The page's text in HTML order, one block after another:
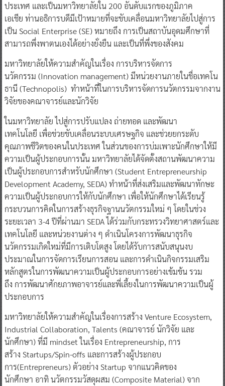
ประเทศ และเป็นมหาวิทยาลัยใน 200 อันดับแรกของภูมิภาค
เอเชีย ท่านอธิการบดีมีเป้าหมายที่จะขับเคลื่อนมหาวิทยาลัยไปสู่การ
เป็น Social Enterprise (SE) หมายถึง การเป็นสถาบันอุดมศึกษาที่
สามารถพึ่งพาตนเองได้อย่างยั่งยืน และเป็นที่พึ่งของสังคม
มหาวิทยาลัยให้ความสำคัญในเรื่อง การบริหารจัดการ
นวัตกรรม (Innovation management) มีหน่วยงานภายในชื่อเทคโน
ธานี (Technopolis) ทำหน้าที่ในการบริหารจัดการนวัตกรรมจากงาน
วิจัยของคณาจารย์และนักวิจัย
ในมหาวิทยาลัย ไปสู่การปรับแปลง ถ่ายทอด และพัฒนา
เทคโนโลยี เพื่อช่วยขับเคลื่อนระบบเศรษฐกิจ และช่วยยกระดับ
คุณภาพชีวิตของคนในประเทศ ในส่วนของการบ่มเพาะนักศึกษาให้มี
ความเป็นผู้ประกอบการนั้น มหาวิทยาลัยได้จัดตั้งสถานพัฒนาความ
เป็นผู้ประกอบการสำหรับนักศึกษา (Student Entrepreneurship
Development Academy, SEDA) ทำหน้าที่ส่งเสริมและพัฒนาทักษะ
ความเป็นผู้ประกอบการให้กับนักศึกษา เพื่อให้นักศึกษาได้เรียนรู้
กระบวนการคิดในการสร้างธุรกิจฐานนวัตกรรมใหม่ ๆ โดยในช่วง
ระยะเวลา 3-4 ปีที่ผ่านมา SEDA ได้ร่วมกับกระทรวงวิทยาศาสตร์และ
เทคโนโลยี และหน่วยงานต่าง ๆ ดำเนินโครงการพัฒนาธุรกิจ
นวัตกรรมเกิดใหม่ที่มีการเติบโตสูง โดยได้รับการสนับสนุนงบ
ประมาณในการจัดการเรียนการสอน และการดำเนินกิจกรรมเสริม
หลักสูตรในการพัฒนาความเป็นผู้ประกอบการอย่างเข้มข้น รวม
ถึง การพัฒนาศักยภาพอาจารย์และพี่เลี้ยงในการพัฒนาความเป็นผู้
ประกอบการ
มหาวิทยาลัยให้ความสำคัญในเรื่องการสร้าง Venture Ecosystem,
Industrial Collaboration, Talents (คณาจารย์ นักวิจัย และ
นักศึกษา) ที่มี mindset ในเรื่อง Entrepreneurship, การ
สร้าง Startups/Spin-offs และการสร้างผู้ประกอบ
การ(Entrepreneurs) ตัวอย่าง Startup จากแนวคิดของ
นักศึกษา อาทิ นวัตกรรมวัสดุผสม (Composite Material) จาก